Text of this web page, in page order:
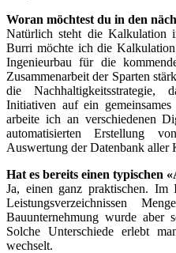
Woran möchtest du in den
Natürlich steht die Kalkulation
Burri möchte ich die
Ingenieurbau für die
Zusammenarbeit der Sparten
die Nachhaltigkeitsstrategie,
Initiativen auf ein
arbeite ich an verschiedenen
automatisierten Erstellung
Auswertung der Datenbank aller
Hat es bereits einen typischen
Ja, einen ganz praktischen.
Leistungsverzeichnissen
Bauunternehmung wurde aber
Solche Unterschiede erlebt
wechselt.